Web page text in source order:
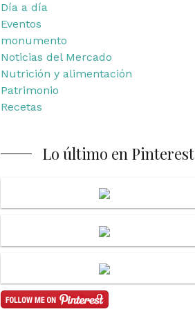
Día a día
Eventos
monumento
Noticias del Mercado
Nutrición y alimentación
Patrimonio
Recetas
Lo último en Pinterest